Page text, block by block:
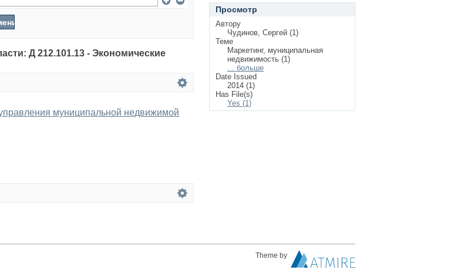
Д 212.101.13 - Экономические
муниципальной недвижимой
Просмотр
Автору
Чудинов, Сергей (1)
Теме
Маркетинг, муниципальная
недвижимость (1)
... больше
Date Issued
2014 (1)
Has File(s)
Yes (1)
Theme by